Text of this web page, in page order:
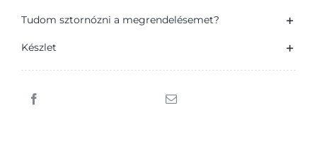
Tudom sztornózni a megrendelésemet?
Készlet